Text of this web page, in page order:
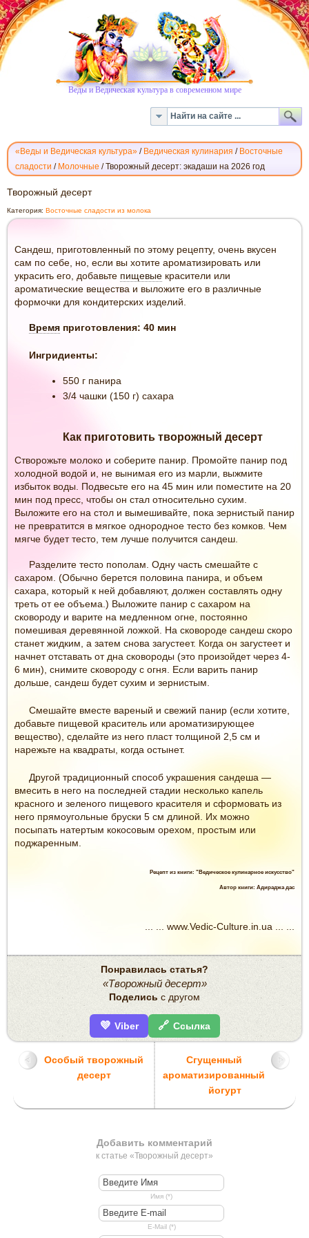
Веды и Ведическая культура в современном мире
«Веды и Ведическая культура» / Ведическая кулинария / Восточные
сладости / Молочные /Творожный десерт: экадаши на 2026 год
ТВОРОЖНЫЙ
ДЕСЕРТ
Творожный десерт
Категория: Восточные сладости из молока
Сандеш, приготовленный по этому рецепту, очень вкусен
сам по себе, но, если вы хотите ароматизировать или
украсить его, добавьте пищевые красители или
ароматические вещества и выложите его в различные
формочки для кондитерских изделий.
Время приготовления: 40 мин
Ингридиенты:
550 г панира
3/4 чашки (150 г) сахара
Как приготовить творожный десерт
Створожьте молоко и соберите панир. Промойте панир под
холодной водой и, не вынимая его из марли, выжмите
избыток воды. Подвесьте его на 45 мин или поместите на 20
мин под пресс, чтобы он стал относительно сухим.
Выложите его на стол и вымешивайте, пока зернистый панир
не превратится в мягкое однородное тесто без комков. Чем
мягче будет тесто, тем лучше получится сандеш.
Разделите тесто пополам. Одну часть смешайте с
сахаром. (Обычно берется половина панира, и объем
сахара, который к ней добавляют, должен составлять одну
треть от ее объема.) Выложите панир с сахаром на
сковороду и варите на медленном огне, постоянно
помешивая деревянной ложкой. На сковороде сандеш скоро
станет жидким, а затем снова загустеет. Когда он загустеет и
начнет отставать от дна сковороды (это произойдет через 4-
6 мин), снимите сковороду с огня. Если варить панир
дольше, сандеш будет сухим и зернистым.
Смешайте вместе вареный и свежий панир (если хотите,
добавьте пищевой краситель или ароматизирующее
вещество), сделайте из него пласт толщиной 2,5 см и
нарежьте на квадраты, когда остынет.
Другой традиционный способ украшения сандеша —
вмесить в него на последней стадии несколько капель
красного и зеленого пищевого красителя и сформовать из
него прямоугольные бруски 5 см длиной. Их можно
посыпать натертым кокосовым орехом, простым или
поджаренным.
Рецепт из книги: "Ведическое кулинарное искусство"
Автор книги: Адираджа дас
... ... www.Vedic-Culture.in.ua ... ...
Понравилась статья?
«Творожный десерт»
Поделись с другом
💜 Viber 🔗 Ссылка
Особый творожный
десерт
Сгущенный
ароматизированный
йогурт
Добавить комментарий
к статье «Творожный десерт»
Имя (*)
E-Mail (*)